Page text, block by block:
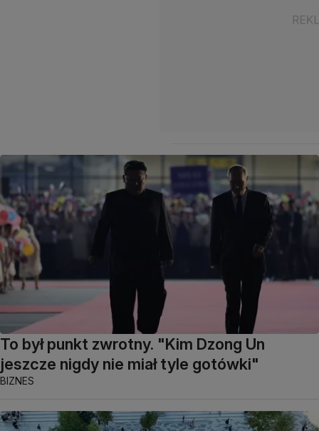
To był punkt zwrotny. "Kim Dzong Un
jeszcze nigdy nie miał tyle gotówki"
BIZNES